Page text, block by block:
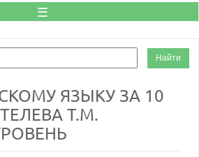
☰
ЯЗЫКУ ЗА 10
Т.М.